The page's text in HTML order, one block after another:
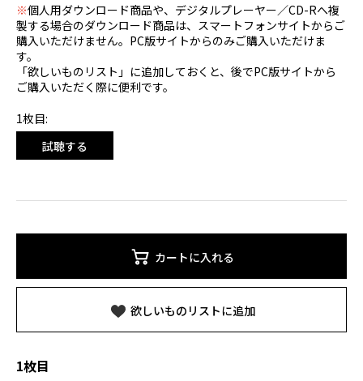
※個人用ダウンロード商品や、デジタルプレーヤー／CD-Rへ複
製する場合のダウンロード商品は、スマートフォンサイトからご
購入いただけません。PC版サイトからのみご購入いただけま
す。
「欲しいものリスト」に追加しておくと、後でPC版サイトから
ご購入いただく際に便利です。
1枚目:
試聴する
カートに入れる
欲しいものリストに追加
1枚目